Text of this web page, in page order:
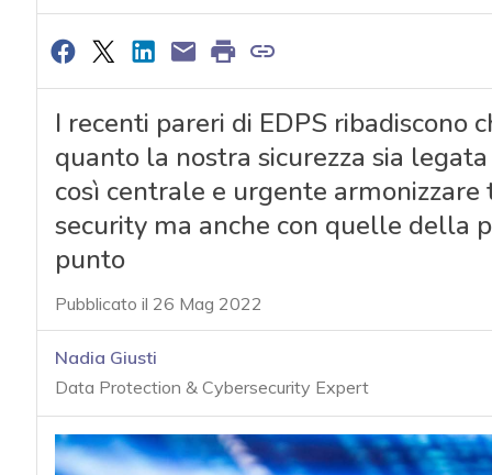
I recenti pareri di EDPS ribadiscono
quanto la nostra sicurezza sia
così centrale e urgente
security ma anche con quelle della
punto
Pubblicato il 26 Mag 2022
Nadia Giusti
Data Protection & Cybersecurity Expert